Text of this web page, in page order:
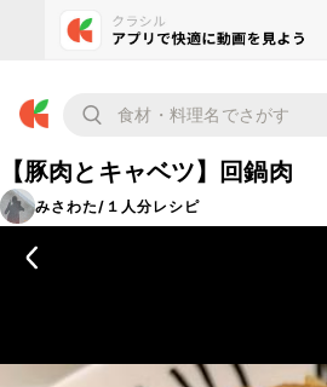
【豚肉とキャベツ】回鍋肉
みさわた/１人分レシピ